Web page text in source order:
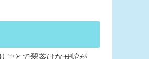
ごとで翠苓はなぜ蛇が